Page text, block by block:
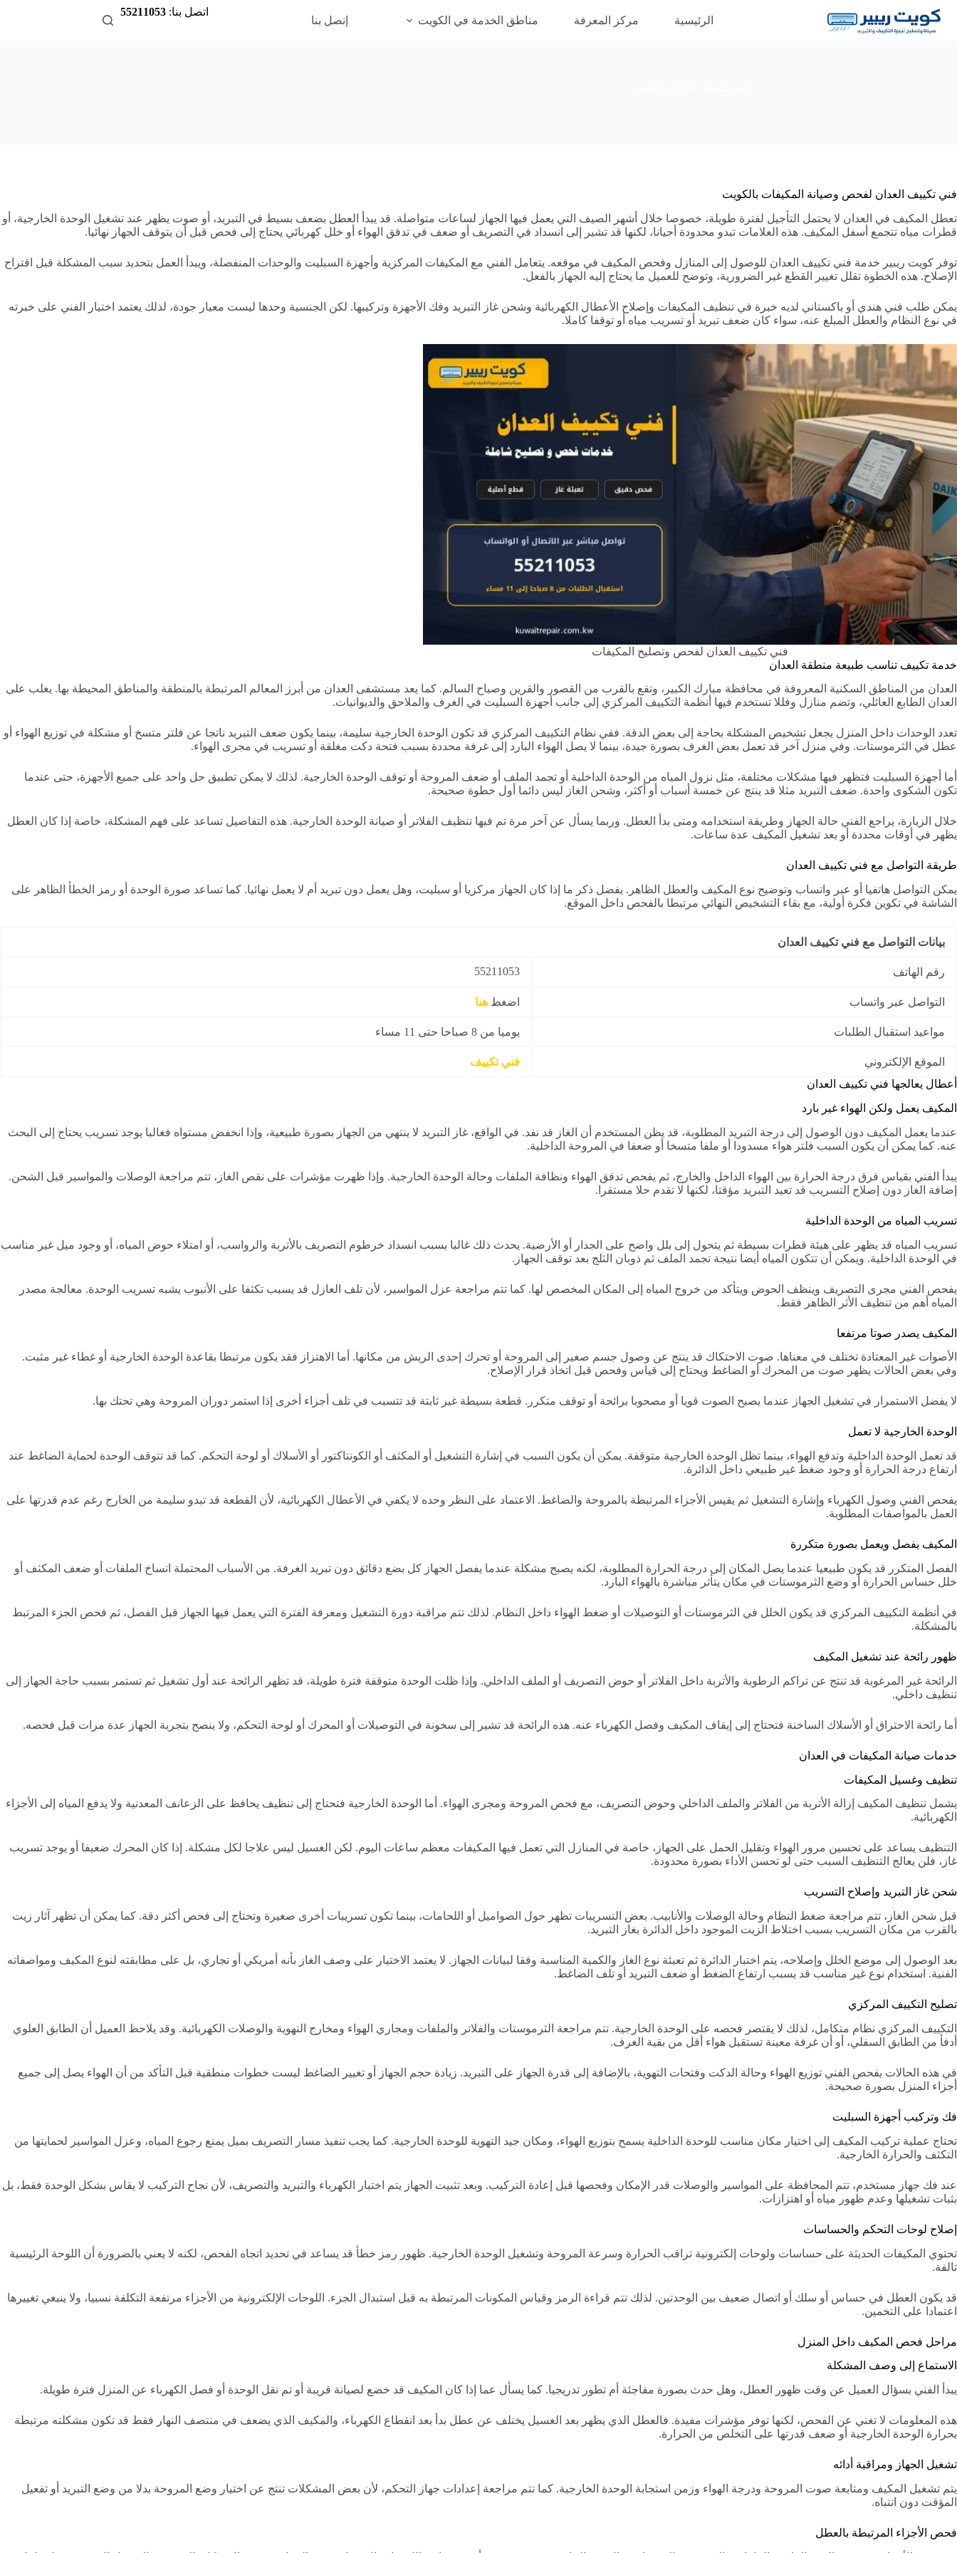
التجاوز
المحتوى
الرئيسية مركز المعرفة مناطق الخدمة في الكويت إتصل بنا
اتصل بنا: 55211053
فني تكييف العدان لفحص وصيانة المكيفات بالكويت
تعطل المكيف في العدان لا يحتمل التأجيل لفترة طويلة، خصوصا خلال أشهر الصيف التي يعمل فيها الجهاز لساعات متواصلة. قد يبدأ العطل بضعف بسيط في التبريد، أو صوت يظهر عند تشغيل الوحدة الخارجية، أو
قطرات مياه تتجمع أسفل المكيف. هذه العلامات تبدو محدودة أحيانا، لكنها قد تشير إلى انسداد في التصريف أو ضعف في تدفق الهواء أو خلل كهربائي يحتاج إلى فحص قبل أن يتوقف الجهاز نهائيا.
توفر كويت ريبير خدمة فني تكييف العدان للوصول إلى المنازل وفحص المكيف في موقعه. يتعامل الفني مع المكيفات المركزية وأجهزة السبليت والوحدات المنفصلة، ويبدأ العمل بتحديد سبب المشكلة قبل اقتراح
الإصلاح. هذه الخطوة تقلل تغيير القطع غير الضرورية، وتوضح للعميل ما يحتاج إليه الجهاز بالفعل.
يمكن طلب فني هندي أو باكستاني لديه خبرة في تنظيف المكيفات وإصلاح الأعطال الكهربائية وشحن غاز التبريد وفك الأجهزة وتركيبها. لكن الجنسية وحدها ليست معيار جودة، لذلك يعتمد اختيار الفني على خبرته
في نوع النظام والعطل المبلغ عنه، سواء كان ضعف تبريد أو تسريب مياه أو توقفا كاملا.
فني تكييف العدان لفحص وتصليح المكيفات
خدمة تكييف تناسب طبيعة منطقة العدان
العدان من المناطق السكنية المعروفة في محافظة مبارك الكبير، وتقع بالقرب من القصور والقرين وصباح السالم. كما يعد مستشفى العدان من أبرز المعالم المرتبطة بالمنطقة والمناطق المحيطة بها. يغلب على
العدان الطابع العائلي، وتضم منازل وفللا تستخدم فيها أنظمة التكييف المركزي إلى جانب أجهزة السبليت في الغرف والملاحق والديوانيات.
تعدد الوحدات داخل المنزل يجعل تشخيص المشكلة بحاجة إلى بعض الدقة. ففي نظام التكييف المركزي قد تكون الوحدة الخارجية سليمة، بينما يكون ضعف التبريد ناتجا عن فلتر متسخ أو مشكلة في توزيع الهواء أو
عطل في الثرموستات. وفي منزل آخر قد تعمل بعض الغرف بصورة جيدة، بينما لا يصل الهواء البارد إلى غرفة محددة بسبب فتحة دكت مغلقة أو تسريب في مجرى الهواء.
أما أجهزة السبليت فتظهر فيها مشكلات مختلفة، مثل نزول المياه من الوحدة الداخلية أو تجمد الملف أو ضعف المروحة أو توقف الوحدة الخارجية. لذلك لا يمكن تطبيق حل واحد على جميع الأجهزة، حتى عندما
تكون الشكوى واحدة. ضعف التبريد مثلا قد ينتج عن خمسة أسباب أو أكثر، وشحن الغاز ليس دائما أول خطوة صحيحة.
خلال الزيارة، يراجع الفني حالة الجهاز وطريقة استخدامه ومتى بدأ العطل. وربما يسأل عن آخر مرة تم فيها تنظيف الفلاتر أو صيانة الوحدة الخارجية. هذه التفاصيل تساعد على فهم المشكلة، خاصة إذا كان العطل
يظهر في أوقات محددة أو بعد تشغيل المكيف عدة ساعات.
طريقة التواصل مع فني تكييف العدان
يمكن التواصل هاتفيا أو عبر واتساب وتوضيح نوع المكيف والعطل الظاهر. يفضل ذكر ما إذا كان الجهاز مركزيا أو سبليت، وهل يعمل دون تبريد أم لا يعمل نهائيا. كما تساعد صورة الوحدة أو رمز الخطأ الظاهر على
الشاشة في تكوين فكرة أولية، مع بقاء التشخيص النهائي مرتبطا بالفحص داخل الموقع.
بيانات التواصل مع فني تكييف العدان
رقم الهاتف 55211053
التواصل عبر واتساب اضغط هنا
مواعيد استقبال الطلبات يوميا من 8 صباحا حتى 11 مساء
الموقع الإلكتروني
فني تكييف
أعطال يعالجها فني تكييف العدان
المكيف يعمل ولكن الهواء غير بارد
عندما يعمل المكيف دون الوصول إلى درجة التبريد المطلوبة، قد يظن المستخدم أن الغاز قد نفد. في الواقع، غاز التبريد لا ينتهي من الجهاز بصورة طبيعية، وإذا انخفض مستواه فغالبا يوجد تسريب يحتاج إلى البحث
عنه. كما يمكن أن يكون السبب فلتر هواء مسدودا أو ملفا متسخا أو ضعفا في المروحة الداخلية.
يبدأ الفني بقياس فرق درجة الحرارة بين الهواء الداخل والخارج، ثم يفحص تدفق الهواء ونظافة الملفات وحالة الوحدة الخارجية. وإذا ظهرت مؤشرات على نقص الغاز، تتم مراجعة الوصلات والمواسير قبل الشحن.
إضافة الغاز دون إصلاح التسريب قد تعيد التبريد مؤقتا، لكنها لا تقدم حلا مستقرا.
تسريب المياه من الوحدة الداخلية
تسريب المياه قد يظهر على هيئة قطرات بسيطة ثم يتحول إلى بلل واضح على الجدار أو الأرضية. يحدث ذلك غالبا بسبب انسداد خرطوم التصريف بالأتربة والرواسب، أو امتلاء حوض المياه، أو وجود ميل غير مناسب
في الوحدة الداخلية. ويمكن أن تتكون المياه أيضا نتيجة تجمد الملف ثم ذوبان الثلج بعد توقف الجهاز.
يفحص الفني مجرى التصريف وينظف الحوض ويتأكد من خروج المياه إلى المكان المخصص لها. كما تتم مراجعة عزل المواسير، لأن تلف العازل قد يسبب تكثفا على الأنبوب يشبه تسريب الوحدة. معالجة مصدر
المياه أهم من تنظيف الأثر الظاهر فقط.
المكيف يصدر صوتا مرتفعا
الأصوات غير المعتادة تختلف في معناها. صوت الاحتكاك قد ينتج عن وصول جسم صغير إلى المروحة أو تحرك إحدى الريش من مكانها. أما الاهتزاز فقد يكون مرتبطا بقاعدة الوحدة الخارجية أو غطاء غير مثبت.
وفي بعض الحالات يظهر صوت من المحرك أو الضاغط ويحتاج إلى قياس وفحص قبل اتخاذ قرار الإصلاح.
لا يفضل الاستمرار في تشغيل الجهاز عندما يصبح الصوت قويا أو مصحوبا برائحة أو توقف متكرر. قطعة بسيطة غير ثابتة قد تتسبب في تلف أجزاء أخرى إذا استمر دوران المروحة وهي تحتك بها.
الوحدة الخارجية لا تعمل
قد تعمل الوحدة الداخلية وتدفع الهواء، بينما تظل الوحدة الخارجية متوقفة. يمكن أن يكون السبب في إشارة التشغيل أو المكثف أو الكونتاكتور أو الأسلاك أو لوحة التحكم. كما قد تتوقف الوحدة لحماية الضاغط عند
ارتفاع درجة الحرارة أو وجود ضغط غير طبيعي داخل الدائرة.
يفحص الفني وصول الكهرباء وإشارة التشغيل ثم يقيس الأجزاء المرتبطة بالمروحة والضاغط. الاعتماد على النظر وحده لا يكفي في الأعطال الكهربائية، لأن القطعة قد تبدو سليمة من الخارج رغم عدم قدرتها على
العمل بالمواصفات المطلوبة.
المكيف يفصل ويعمل بصورة متكررة
الفصل المتكرر قد يكون طبيعيا عندما يصل المكان إلى درجة الحرارة المطلوبة، لكنه يصبح مشكلة عندما يفصل الجهاز كل بضع دقائق دون تبريد الغرفة. من الأسباب المحتملة اتساخ الملفات أو ضعف المكثف أو
خلل حساس الحرارة أو وضع الثرموستات في مكان يتأثر مباشرة بالهواء البارد.
في أنظمة التكييف المركزي قد يكون الخلل في الثرموستات أو التوصيلات أو ضغط الهواء داخل النظام. لذلك تتم مراقبة دورة التشغيل ومعرفة الفترة التي يعمل فيها الجهاز قبل الفصل، ثم فحص الجزء المرتبط
بالمشكلة.
ظهور رائحة عند تشغيل المكيف
الرائحة غير المرغوبة قد تنتج عن تراكم الرطوبة والأتربة داخل الفلاتر أو حوض التصريف أو الملف الداخلي. وإذا ظلت الوحدة متوقفة فترة طويلة، قد تظهر الرائحة عند أول تشغيل ثم تستمر بسبب حاجة الجهاز إلى
تنظيف داخلي.
أما رائحة الاحتراق أو الأسلاك الساخنة فتحتاج إلى إيقاف المكيف وفصل الكهرباء عنه. هذه الرائحة قد تشير إلى سخونة في التوصيلات أو المحرك أو لوحة التحكم، ولا ينصح بتجربة الجهاز عدة مرات قبل فحصه.
خدمات صيانة المكيفات في العدان
تنظيف وغسيل المكيفات
يشمل تنظيف المكيف إزالة الأتربة من الفلاتر والملف الداخلي وحوض التصريف، مع فحص المروحة ومجرى الهواء. أما الوحدة الخارجية فتحتاج إلى تنظيف يحافظ على الزعانف المعدنية ولا يدفع المياه إلى الأجزاء
الكهربائية.
التنظيف يساعد على تحسين مرور الهواء وتقليل الحمل على الجهاز، خاصة في المنازل التي تعمل فيها المكيفات معظم ساعات اليوم. لكن الغسيل ليس علاجا لكل مشكلة. إذا كان المحرك ضعيفا أو يوجد تسريب
غاز، فلن يعالج التنظيف السبب حتى لو تحسن الأداء بصورة محدودة.
شحن غاز التبريد وإصلاح التسريب
قبل شحن الغاز، تتم مراجعة ضغط النظام وحالة الوصلات والأنابيب. بعض التسريبات تظهر حول الصواميل أو اللحامات، بينما تكون تسريبات أخرى صغيرة وتحتاج إلى فحص أكثر دقة. كما يمكن أن تظهر آثار زيت
بالقرب من مكان التسريب بسبب اختلاط الزيت الموجود داخل الدائرة بغاز التبريد.
بعد الوصول إلى موضع الخلل وإصلاحه، يتم اختبار الدائرة ثم تعبئة نوع الغاز والكمية المناسبة وفقا لبيانات الجهاز. لا يعتمد الاختيار على وصف الغاز بأنه أمريكي أو تجاري، بل على مطابقته لنوع المكيف ومواصفاته
الفنية. استخدام نوع غير مناسب قد يسبب ارتفاع الضغط أو ضعف التبريد أو تلف الضاغط.
تصليح التكييف المركزي
التكييف المركزي نظام متكامل، لذلك لا يقتصر فحصه على الوحدة الخارجية. تتم مراجعة الثرموستات والفلاتر والملفات ومجاري الهواء ومخارج التهوية والوصلات الكهربائية. وقد يلاحظ العميل أن الطابق العلوي
أدفأ من الطابق السفلي، أو أن غرفة معينة تستقبل هواء أقل من بقية الغرف.
في هذه الحالات يفحص الفني توزيع الهواء وحالة الدكت وفتحات التهوية، بالإضافة إلى قدرة الجهاز على التبريد. زيادة حجم الجهاز أو تغيير الضاغط ليست خطوات منطقية قبل التأكد من أن الهواء يصل إلى جميع
أجزاء المنزل بصورة صحيحة.
فك وتركيب أجهزة السبليت
تحتاج عملية تركيب المكيف إلى اختيار مكان مناسب للوحدة الداخلية يسمح بتوزيع الهواء، ومكان جيد التهوية للوحدة الخارجية. كما يجب تنفيذ مسار التصريف بميل يمنع رجوع المياه، وعزل المواسير لحمايتها من
التكثف والحرارة الخارجية.
عند فك جهاز مستخدم، تتم المحافظة على المواسير والوصلات قدر الإمكان وفحصها قبل إعادة التركيب. وبعد تثبيت الجهاز يتم اختبار الكهرباء والتبريد والتصريف، لأن نجاح التركيب لا يقاس بشكل الوحدة فقط، بل
بثبات تشغيلها وعدم ظهور مياه أو اهتزازات.
إصلاح لوحات التحكم والحساسات
تحتوي المكيفات الحديثة على حساسات ولوحات إلكترونية تراقب الحرارة وسرعة المروحة وتشغيل الوحدة الخارجية. ظهور رمز خطأ قد يساعد في تحديد اتجاه الفحص، لكنه لا يعني بالضرورة أن اللوحة الرئيسية
تالفة.
قد يكون العطل في حساس أو سلك أو اتصال ضعيف بين الوحدتين. لذلك تتم قراءة الرمز وقياس المكونات المرتبطة به قبل استبدال الجزء. اللوحات الإلكترونية من الأجزاء مرتفعة التكلفة نسبيا، ولا ينبغي تغييرها
اعتمادا على التخمين.
مراحل فحص المكيف داخل المنزل
الاستماع إلى وصف المشكلة
يبدأ الفني بسؤال العميل عن وقت ظهور العطل، وهل حدث بصورة مفاجئة أم تطور تدريجيا. كما يسأل عما إذا كان المكيف قد خضع لصيانة قريبة أو تم نقل الوحدة أو فصل الكهرباء عن المنزل فترة طويلة.
هذه المعلومات لا تغني عن الفحص، لكنها توفر مؤشرات مفيدة. فالعطل الذي يظهر بعد الغسيل يختلف عن عطل بدأ بعد انقطاع الكهرباء، والمكيف الذي يضعف في منتصف النهار فقط قد تكون مشكلته مرتبطة
بحرارة الوحدة الخارجية أو ضعف قدرتها على التخلص من الحرارة.
تشغيل الجهاز ومراقبة أدائه
يتم تشغيل المكيف ومتابعة صوت المروحة ودرجة الهواء وزمن استجابة الوحدة الخارجية. كما تتم مراجعة إعدادات جهاز التحكم، لأن بعض المشكلات تنتج عن اختيار وضع المروحة بدلا من وضع التبريد أو تفعيل
المؤقت دون انتباه.
فحص الأجزاء المرتبطة بالعطل